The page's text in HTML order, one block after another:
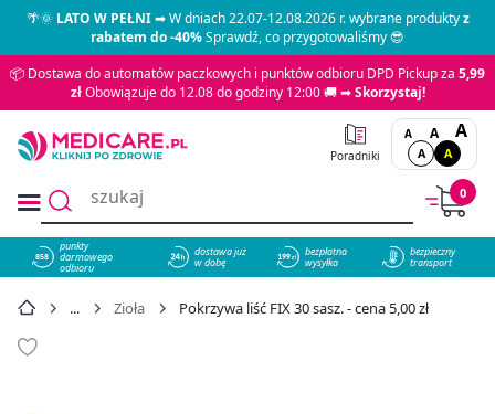
🌴🌞LATO W PEŁNI➡ W dniach 22.07-12.08.2026 r. wybrane produktyz
rabatem do -40%Sprawdź, co przygotowaliśmy 😎
📦 Dostawa do automatów paczkowych i punktów odbioru DPD Pickup za 5,99
złObowiązuje do 12.08 do godziny 12:00 🚚 ➡Skorzystaj!
Poradniki
A A A
A A
0
858
punkty
darmowego
odbioru
dostawa już
w dobę
bezpłatna
wysyłka
bezpieczny
transport
Zioła Pokrzywa liść FIX 30 sasz. - cena 5,00 zł